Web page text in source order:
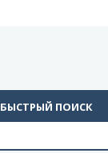
БЫСТРЫЙ ПОИСК